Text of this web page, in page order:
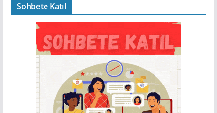
Sohbete Katıl